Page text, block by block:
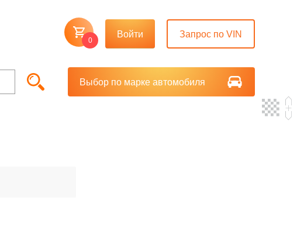
0
Войти Запрос по VIN
Выбор по марке автомобиля